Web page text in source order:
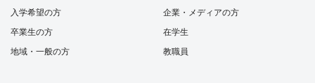
入学希望の方
卒業生の方
地域・一般の方
企業・メディアの方
在学生
教職員